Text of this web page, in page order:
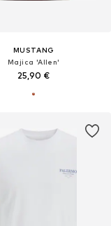
MUSTANG
Majica 'Allen'
25,90 €